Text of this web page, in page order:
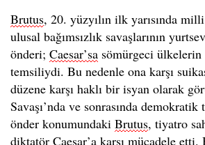
Brutus, 20. yüzyılın ilk yarısında
ulusal bağımsızlık savaşlarının
önderi; Caesar’sa sömürgeci
temsiliydi. Bu nedenle ona karşı
düzene karşı haklı bir isyan olarak
Savaşı’nda ve sonrasında
önder konumundaki Brutus, tiyatro
diktatör Caesar’a karşı mücadele